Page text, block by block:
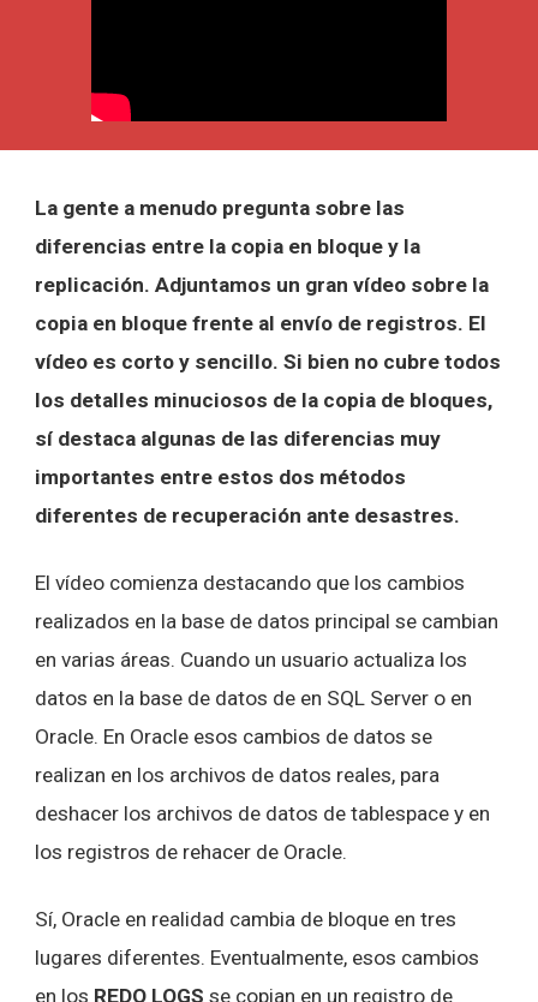
La gente a menudo pregunta sobre las
diferencias entre la copia en bloque y la
replicación. Adjuntamos un gran vídeo sobre la
copia en bloque frente al envío de registros. El
vídeo es corto y sencillo. Si bien no cubre todos
los detalles minuciosos de la copia de bloques,
sí destaca algunas de las diferencias muy
importantes entre estos dos métodos
diferentes de recuperación ante desastres.
El vídeo comienza destacando que los cambios
realizados en la base de datos principal se cambian
en varias áreas. Cuando un usuario actualiza los
datos en la base de datos de en SQL Server o en
Oracle. En Oracle esos cambios de datos se
realizan en los archivos de datos reales, para
deshacer los archivos de datos de tablespace y en
los registros de rehacer de Oracle.
Sí, Oracle en realidad cambia de bloque en tres
lugares diferentes. Eventualmente, esos cambios
en los REDO LOGS se copian en un registro de